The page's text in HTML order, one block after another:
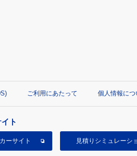
ご利用にあたって 個人情報につ
ト
ーサイト 見積り シミュレーシ